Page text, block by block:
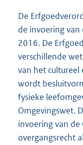
De
de invoering
2016. De
verschillende
van het cultureel
wordt
fysieke
Omgevingswet.
invoering van
overgangsrecht